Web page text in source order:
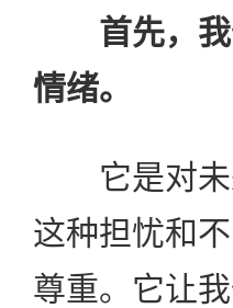
首先，
情绪。
它是对未
这种担忧和
尊重。它让